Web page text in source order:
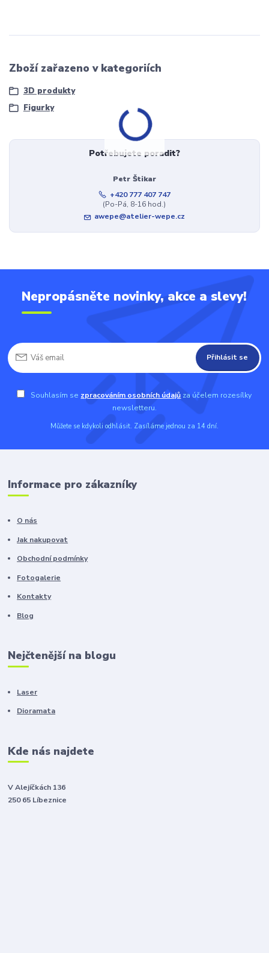
Zboží zařazeno v kategoriích
3D produkty
Figurky
Potřebujete poradit?
Petr Štikar
+420 777 407 747
(Po-Pá, 8-16 hod.)
awepe@atelier-wepe.cz
Nepropásněte novinky, akce a slevy!
Přihlásit se
Souhlasím se zpracováním osobních údajů za účelem rozesílky
newsletteru.
Můžete se kdykoli odhlásit. Zasíláme jednou za 14 dní.
Informace pro zákazníky
O nás
Jak nakupovat
Obchodní podmínky
Fotogalerie
Kontakty
Blog
Nejčtenější na blogu
Laser
Dioramata
Kde nás najdete
V Alejíčkách 136
250 65 Líbeznice